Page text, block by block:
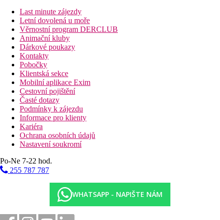
Hotel přímo u pláže
Plážová dovolená
Bazény
Lehátka a slunečníky u bazénu zdarma
Dětský bazén
brouzdaliště
Fotogalerie
Last minute zájezdy
Letní dovolená u moře
Věrnostní program DERCLUB
Animační kluby
Dárkové poukazy
Kontakty
Pobočky
Klientská sekce
Mobilní aplikace Exim
Cestovní pojištění
Časté dotazy
Podmínky k zájezdu
Informace pro klienty
Kariéra
Ochrana osobních údajů
Nastavení soukromí
Po-Ne 7-22 hod.
255 787 787
WHATSAPP - NAPIŠTE NÁM